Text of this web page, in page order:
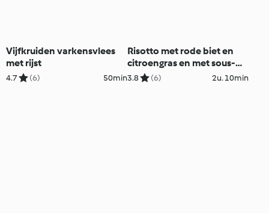
Vijfkruiden varkensvlees
met rijst
4.7 (6) 50min
Risotto met rode biet en
citroengras en met sous-
vide kabeljauw
3.8 (6) 2u. 10min